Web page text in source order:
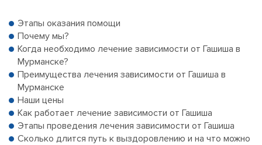
Этапы оказания помощи
Почему мы?
Когда необходимо лечение зависимости от Гашиша в
Мурманске?
Преимущества лечения зависимости от Гашиша в
Мурманске
Наши цены
Как работает лечение зависимости от Гашиша
Этапы проведения лечения зависимости от Гашиша
Сколько длится путь к выздоровлению и на что можно